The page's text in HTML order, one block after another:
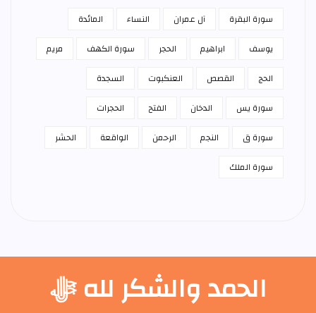
سورة البقرة آل عمران النساء
المائدة
يوسف
ابراهيم الحجر سورة الكهف
مريم
الحج
القصص العنكبوت
السجدة
سورة يس
الدخان الفتح
الحجرات
سورة ق
النجم الرحمن الواقعة
الحشر
سورة الملك
الحمد والشكر لله ﷻ